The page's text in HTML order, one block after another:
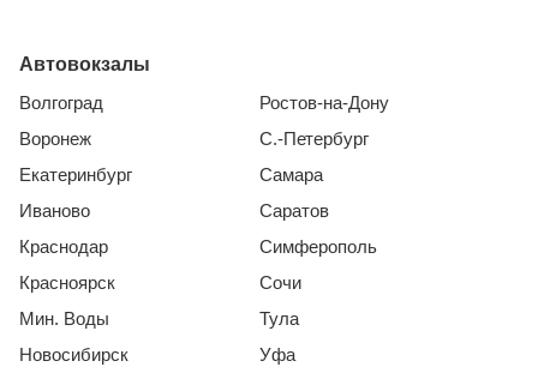
Автовокзалы
Волгоград
Воронеж
Екатеринбург
Иваново
Краснодар
Красноярск
Мин. Воды
Новосибирск
Ростов-на-Дону
С.-Петербург
Самара
Саратов
Симферополь
Сочи
Тула
Уфа